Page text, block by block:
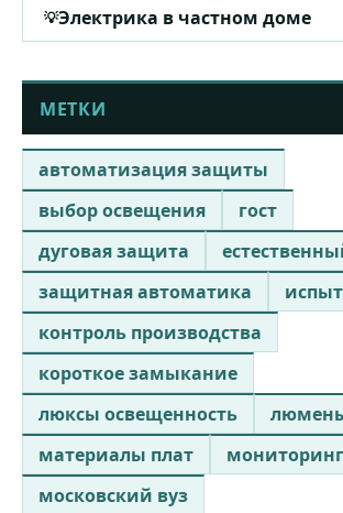
Электрика в частном доме
МЕТКИ
автоматизация защиты
выбор освещения
гост
дуговая защита
защитная автоматика
контроль производства
короткое замыкание
люксы освещенность
материалы плат
московский вуз